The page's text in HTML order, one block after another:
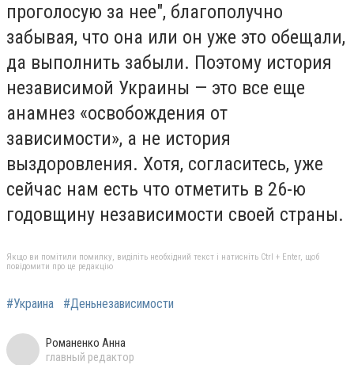
проголосую за нее", благополучно
забывая, что она или он уже это обещали,
да выполнить забыли. Поэтому история
независимой Украины — это все еще
анамнез «освобождения от
зависимости», а не история
выздоровления. Хотя, согласитесь, уже
сейчас нам есть что отметить в 26-ю
годовщину независимости своей страны.
Якщо ви помітили помилку, виділіть необхідний текст і натисніть Ctrl + Enter, щоб
повідомити про це редакцію
#Украина #Деньнезависимости
Романенко Анна
главный редактор